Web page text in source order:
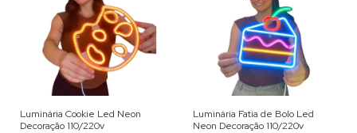
Luminária Cookie Led Neon
Decoração 110/220v
Luminária Fatia de Bolo Led
Neon Decoração 110/220v